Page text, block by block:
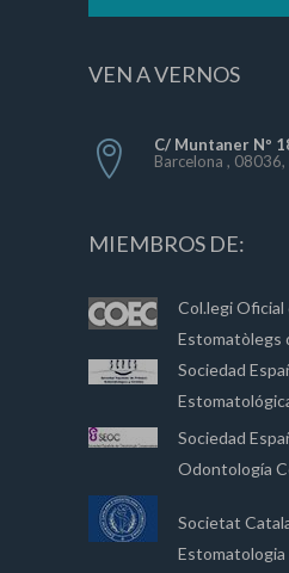
VEN A VERNOS
C/ Muntaner Nº
Barcelona , 08036,
MIEMBROS DE:
Col.legi
Estomatòlegs
Sociedad
Sociedad
Odontología
Societat
Estomatologia